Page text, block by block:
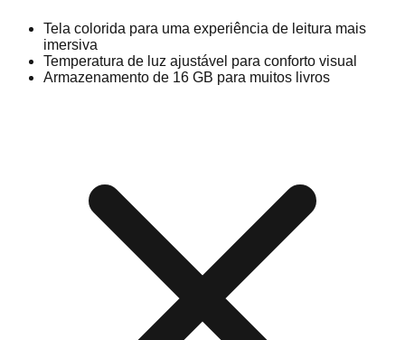
Tela colorida para uma experiência de leitura mais
imersiva
Temperatura de luz ajustável para conforto visual
Armazenamento de 16 GB para muitos livros